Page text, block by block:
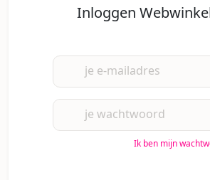
Inloggen
je e-mailadres
je wachtwoord
Ik ben mijn